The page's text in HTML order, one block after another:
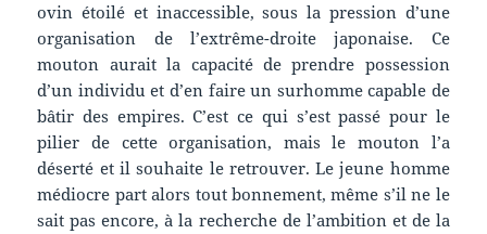
ovin étoilé et inaccessible, sous la pression d’une
organisation de l’extrême-droite japonaise. Ce
mouton aurait la capacité de prendre possession
d’un individu et d’en faire un surhomme capable de
bâtir des empires. C’est ce qui s’est passé pour le
pilier de cette organisation, mais le mouton l’a
déserté et il souhaite le retrouver. Le jeune homme
médiocre part alors tout bonnement, même s’il ne le
sait pas encore, à la recherche de l’ambition et de la